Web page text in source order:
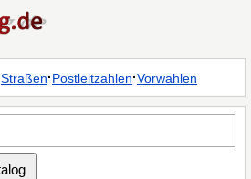
Straßen·Postleitzahlen·Vorwahlen